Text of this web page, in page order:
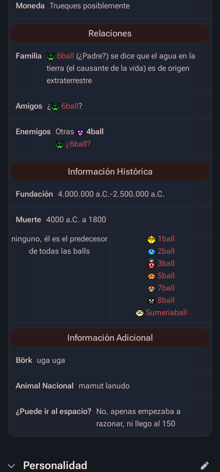
Moneda Trueques posiblemente
Relaciones
Familia 6ball (¿Padre?) se dice que el agua en la
tierra (el causante de la vida) es de origen
extraterrestre
Amigos ¿ 6ball?
Enemigos Otras
4ball
¿6ball?
Información Histórica
Fundación 4.000.000 a.C.-2.500.000 a.C.
Muerte 4000 a.C. a 1800
ninguno, él es el predecesor
de todas las balls
1ball
2ball
3ball
5ball
7ball
8ball
Sumeriaball
Información Adicional
Börk uga uga
Animal Nacional mamut lanudo
¿Puede ir al espacio? No, apenas empezaba a
razonar, ni llego al 150
Personalidad